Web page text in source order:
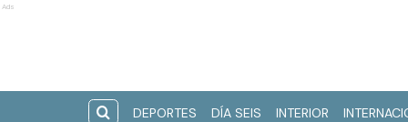
Ads
DEPORTES DÍA SEIS INTERIOR